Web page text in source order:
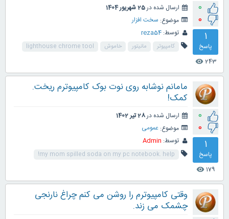
0
0
1
پاسخ
243
visibility
ارسال شده در25 شهریور 1404
موضوع: سخت افزار
توسط: reza54
کامپیوتر مانیتور خاموش lighthouse chrome tool
0
0
1
پاسخ
179
visibility
مامانم نوشابه روی نوت بوک کامپیوترم ریخت.
کمک!
ارسال شده در28 تیر 1402
موضوع: عمومی
توسط: Admin
my mom spilled soda on my pc notebook. help!
وقتی کامپیوترم را روشن می کنم چراغ نارنجی
چشمک می زند.